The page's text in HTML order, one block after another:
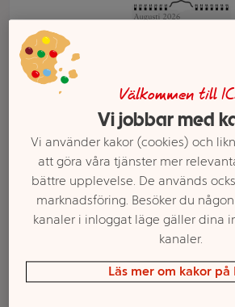
Välkommen till
Vi jobbar med
Vi använder kakor (cookies) och
att göra våra tjänster mer
bättre upplevelse. De används
marknadsföring. Besöker du
kanaler i inloggat läge gäller dina
kanaler.
Läs mer om kakor på